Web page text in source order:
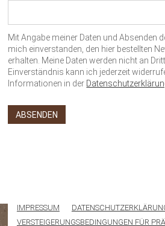
Mit Angabe meiner Daten und Absenden
mich einverstanden, den hier bestellten
erhalten. Meine Daten werden nicht an
Einverständnis kann ich jederzeit
Informationen in der
IMPRESSUM
VERSTEIGERUNGSBEDINGUNGEN FÜR